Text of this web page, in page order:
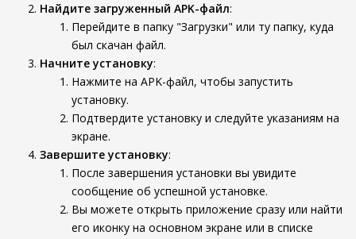
Найдите загруженный APK-файл:
Перейдите в папку "Загрузки" или ту папку, куда
был скачан файл.
Начните установку:
Нажмите на APK-файл, чтобы запустить
установку.
Подтвердите установку и следуйте указаниям на
экране.
Завершите установку:
После завершения установки вы увидите
сообщение об успешной установке.
Вы можете открыть приложение сразу или найти
его иконку на основном экране или в списке